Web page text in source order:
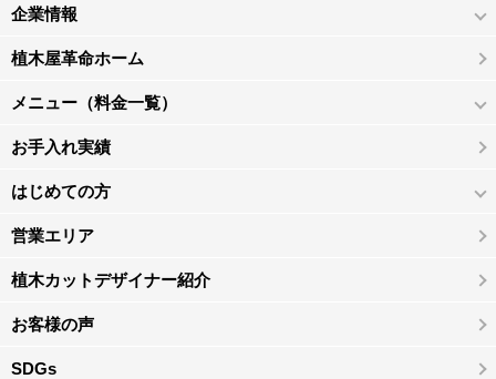
企業情報
植木屋革命ホーム
メニュー（料金一覧）
お手入れ実績
はじめての方
営業エリア
植木カットデザイナー紹介
お客様の声
SDGs